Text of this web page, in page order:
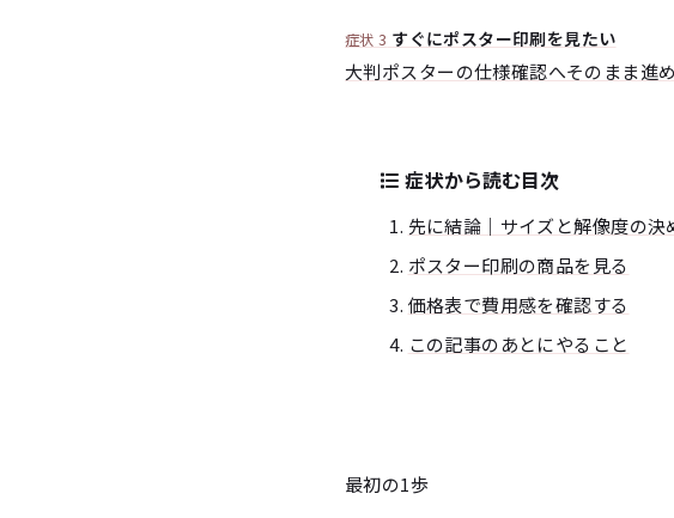
症状 3 すぐにポスター印刷を見たい
大判ポスターの仕様確認へそのまま進め
症状から読む目次
先に結論｜サイズと解像度の決
ポスター印刷の商品を見る
価格表で費用感を確認する
この記事のあとにやること
最初の1歩